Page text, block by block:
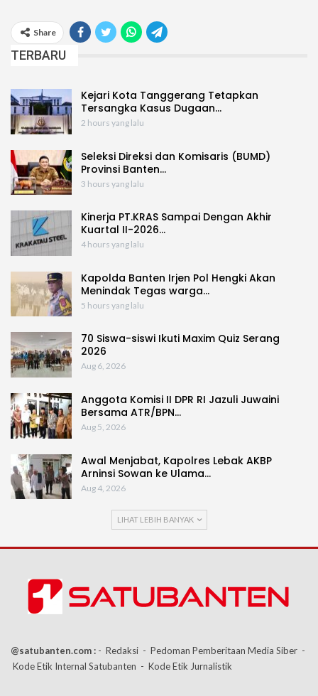
Share
TERBARU
Kejari Kota Tanggerang Tetapkan
Tersangka Kasus Dugaan…
2 hours yang lalu
Seleksi Direksi dan Komisaris (BUMD)
Provinsi Banten…
3 hours yang lalu
Kinerja PT.KRAS Sampai Dengan Akhir
Kuartal II-2026…
4 hours yang lalu
Kapolda Banten Irjen Pol Hengki Akan
Menindak Tegas warga…
5 hours yang lalu
70 Siswa-siswi Ikuti Maxim Quiz Serang
2026
Aug 6, 2026
Anggota Komisi II DPR RI Jazuli Juwaini
Bersama ATR/BPN…
Aug 5, 2026
Awal Menjabat, Kapolres Lebak AKBP
Arninsi Sowan ke Ulama…
Aug 4, 2026
LIHAT LEBIH BANYAK
@satubanten.com : - Redaksi - Pedoman Pemberitaan Media Siber -
Kode Etik Internal Satubanten - Kode Etik Jurnalistik